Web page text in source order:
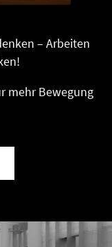
– Arbeiten
mehr Bewegung